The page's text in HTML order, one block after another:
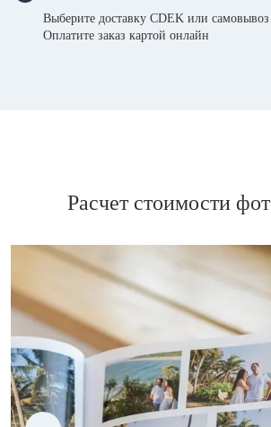
Выберите доставку CDEK или
Оплатите заказ картой онлайн
Расчет стоимости